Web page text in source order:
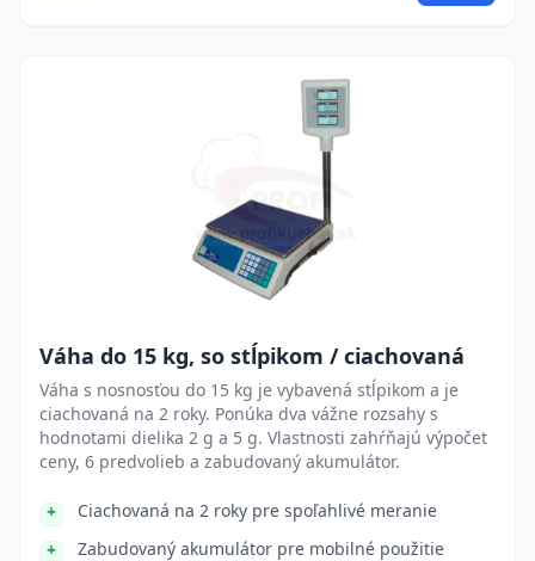
Váha do 15 kg, so stĺpikom / ciachovaná
Váha s nosnosťou do 15 kg je vybavená stĺpikom a je
ciachovaná na 2 roky. Ponúka dva vážne rozsahy s
hodnotami dielika 2 g a 5 g. Vlastnosti zahŕňajú výpočet
ceny, 6 predvolieb a zabudovaný akumulátor.
Ciachovaná na 2 roky pre spoľahlivé meranie
Zabudovaný akumulátor pre mobilné použitie